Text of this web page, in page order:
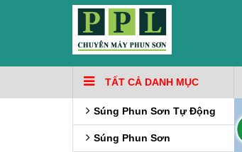
TẤT CẢ DANH MỤC
Súng Phun Sơn Tự Động
Súng Phun Sơn